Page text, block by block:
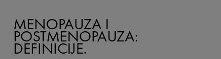
MENOPAUZA I
POSTMENOPAUZA:
DEFINICIJE.